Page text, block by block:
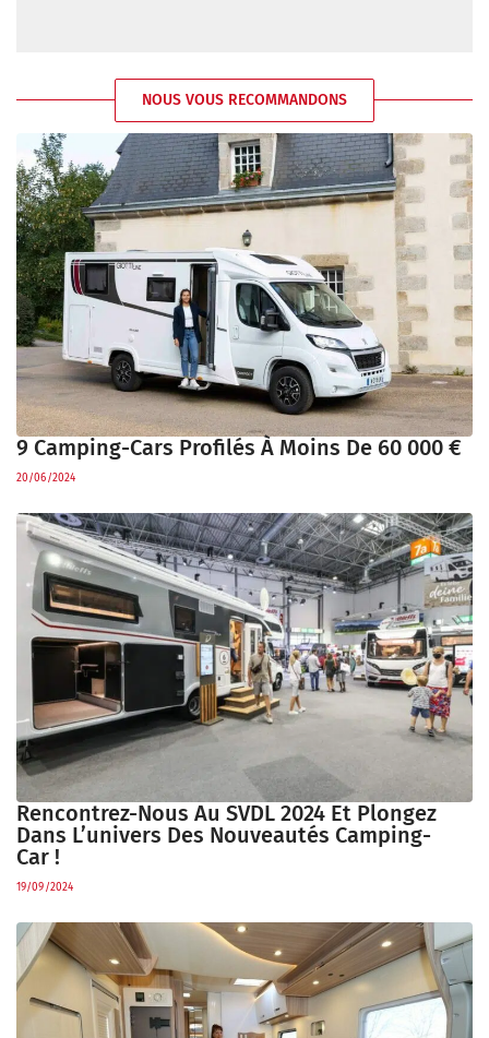
NOUS VOUS RECOMMANDONS
9 Camping-Cars Profilés À Moins De 60 000 €
20/06/2024
Rencontrez-Nous Au SVDL 2024 Et Plongez
Dans L’univers Des Nouveautés Camping-
Car !
19/09/2024